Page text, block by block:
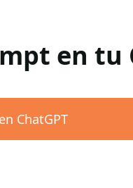
en tu
ChatGPT